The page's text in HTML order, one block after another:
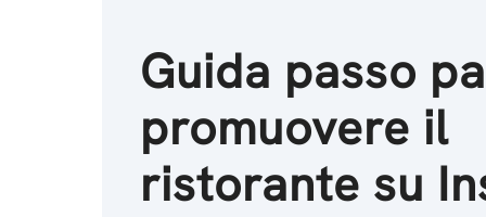
Guida passo
promuovere il
ristorante su